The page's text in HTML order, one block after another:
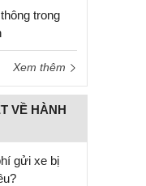
trong
Xem thêm
VỀ HÀNH
gửi xe bị